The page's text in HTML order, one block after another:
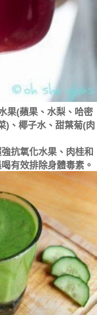
果(蘋果、水梨、哈密
)、椰子水、甜葉菊(肉
抗氧化水果、肉桂和
有效排除身體毒素。